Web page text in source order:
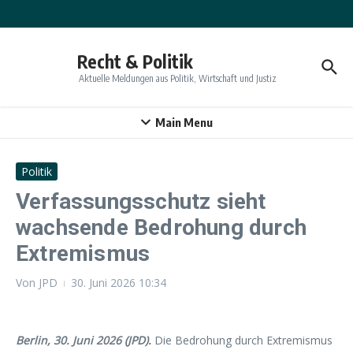
Recht & Politik
Aktuelle Meldungen aus Politik, Wirtschaft und Justiz
Main Menu
Politik
Verfassungsschutz sieht
wachsende Bedrohung durch
Extremismus
Von JPD 30. Juni 2026 10:34
Berlin, 30. Juni 2026 (JPD). Die Bedrohung durch Extremismus